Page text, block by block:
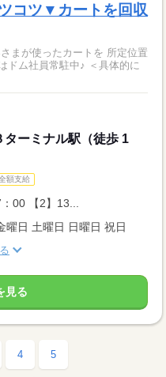
コツ▼カートを回収
まが使ったカートを 所定位置
ーミナル駅（徒歩 1
額支給
00 【2】13...
曜日 土曜日 日曜日 祝日
見る
4 5